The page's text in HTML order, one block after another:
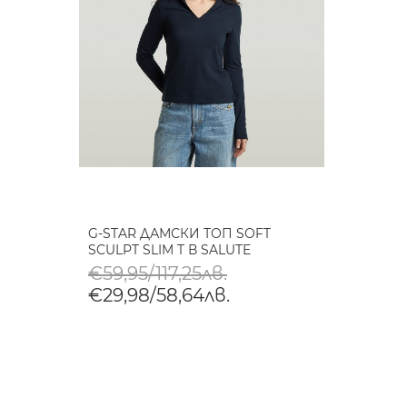
G-STAR ДАМСКИ ТОП SOFT
SCULPT SLIM T В SALUTE
€59,95/117,25лв.
€29,98/58,64лв.